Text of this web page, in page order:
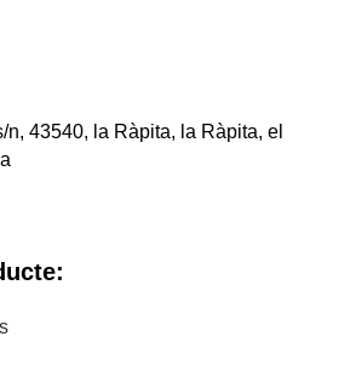
n, 43540, la Ràpita, la Ràpita, el